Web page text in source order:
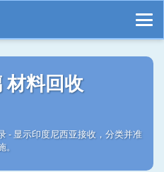
材料回收
- 显示印度尼西亚接收，分类并准